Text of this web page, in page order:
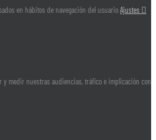
en hábitos de navegación del usuarioAjustes
y medir nuestras audiencias, tráfico e implicación con